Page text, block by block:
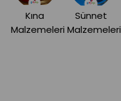
Kına
Malzemeleri
Sünnet
Malzemeleri